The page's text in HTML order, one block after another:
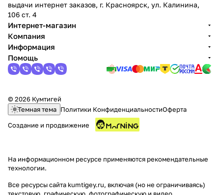
выдачи интернет заказов, г. Красноярск, ул. Калинина,
106 ст. 4
Интернет-магазин
Компания
Информация
Помощь
© 2026 Кумтигей
Темная тема Политики КонфиденциальностиОферта
Создание и продвижение
На информационном ресурсе применяются рекомендательные
технологии.
Все ресурсы сайта kumtigey.ru, включая (но не ограничиваясь)